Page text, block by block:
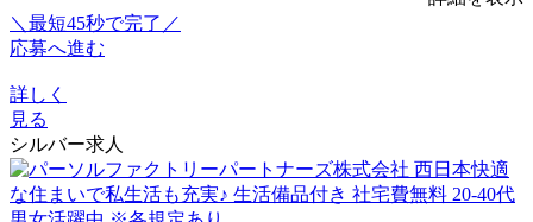
＼最短45秒で完了／
応募へ進む
詳しく
見る
シルバー求人